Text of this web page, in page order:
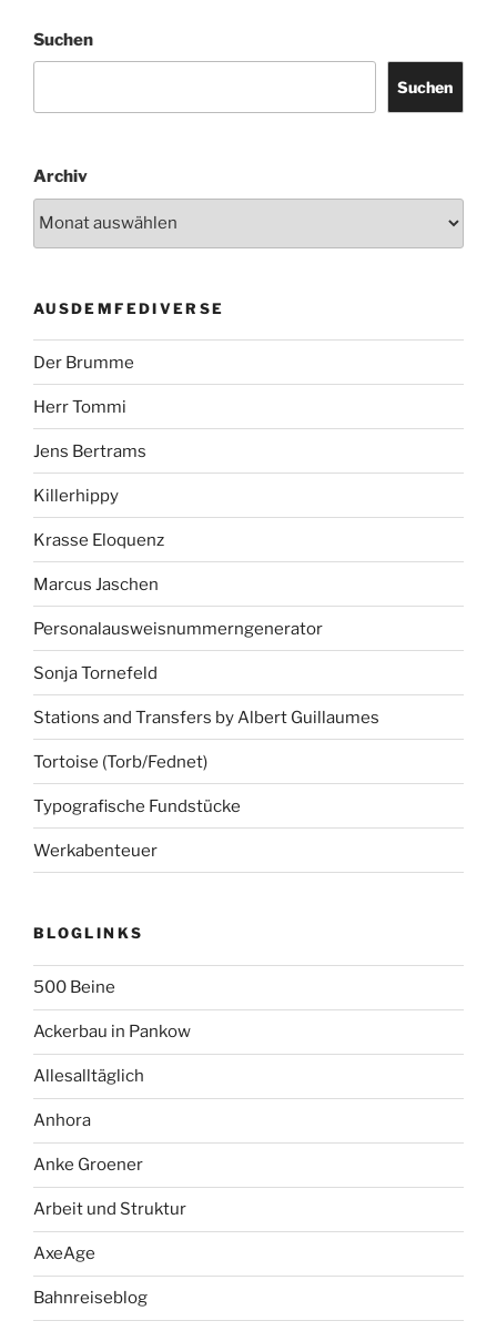
Suchen
Suchen
Archiv
AUSDEMFEDIVERSE
Der Brumme
Herr Tommi
Jens Bertrams
Killerhippy
Krasse Eloquenz
Marcus Jaschen
Personalausweisnummerngenerator
Sonja Tornefeld
Stations and Transfers by Albert Guillaumes
Tortoise (Torb/Fednet)
Typografische Fundstücke
Werkabenteuer
BLOGLINKS
500 Beine
Ackerbau in Pankow
Allesalltäglich
Anhora
Anke Groener
Arbeit und Struktur
AxeAge
Bahnreiseblog